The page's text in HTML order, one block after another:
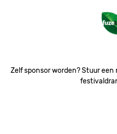
Zelf sponsor worden? Stuur